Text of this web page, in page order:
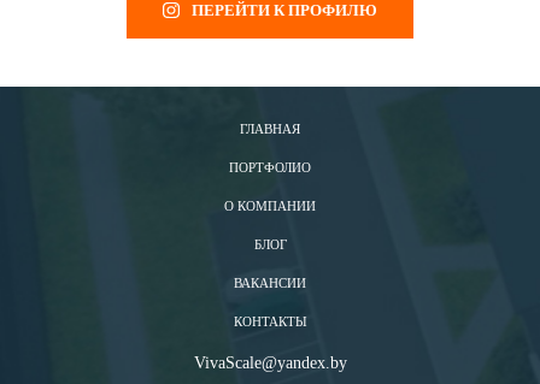
ПЕРЕЙТИ К ПРОФИЛЮ
ГЛАВНАЯ
ПОРТФОЛИО
О КОМПАНИИ
БЛОГ
ВАКАНСИИ
КОНТАКТЫ
VivaScale@yandex.by